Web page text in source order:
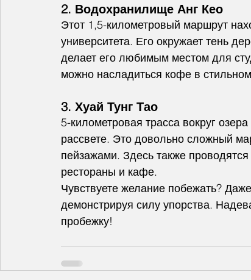
2. Водохранилище Анг Кео
Этот 1,5-километровый маршрут
университета. Его окружает тень
делает его любимым местом для
можно насладиться кофе в
3. Хуай Тунг Тао
5-километровая трасса вокруг
рассвете. Это довольно сложный
пейзажами. Здесь также
рестораны и кафе.
Чувствуете желание побежать? Даже
демонстрируя силу упорства.
пробежку!